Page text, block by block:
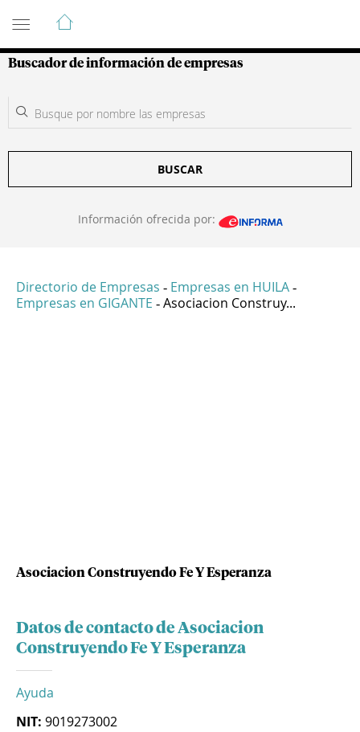
Guía de Empresas Colombianas
Buscador de información de empresas
BUSCAR
Información ofrecida por:
Directorio de Empresas - Empresas en HUILA -
Empresas en GIGANTE - Asociacion Construy...
Asociacion Construyendo Fe Y Esperanza
Datos de contacto de Asociacion
Construyendo Fe Y Esperanza
Ayuda
NIT: 9019273002